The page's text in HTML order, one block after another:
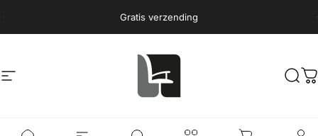
Gratis verzending
Site navigatie Ergostoelonline.nl